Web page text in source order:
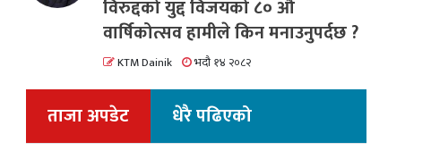
विरुद्दको युद्द विजयको ८० औं
वार्षिकोत्सव हामीले किन मनाउनुपर्दछ ?
KTM Dainik भदौ १४ २०८२
ताजा अपडेट धेरै पढिएको